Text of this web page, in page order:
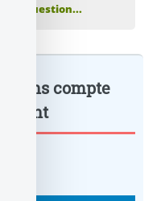
question...
sans compte